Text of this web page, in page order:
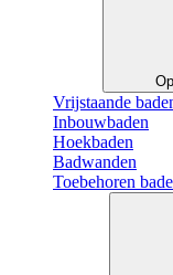
Vrijstaande
Inbouwbaden
Hoekbaden
Badwanden
Toebehoren